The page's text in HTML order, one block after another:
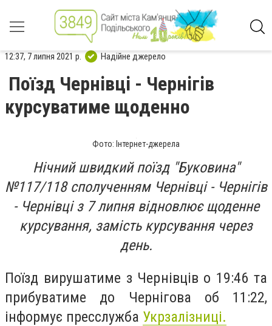
12:37, 7 липня 2021 р. Надійне джерело
Поїзд Чернівці - Чернігів
курсуватиме щоденно
Фото: Інтернет-джерела
Нічний швидкий поїзд "Буковина"
№117/118 сполученням Чернівці - Чернігів
- Чернівці з 7 липня відновлює щоденне
курсування, замість курсування через
день.
Поїзд вирушатиме з Чернівців о 19:46 та
прибуватиме до Чернігова об 11:22,
інформує пресслужба Укрзалізниці.